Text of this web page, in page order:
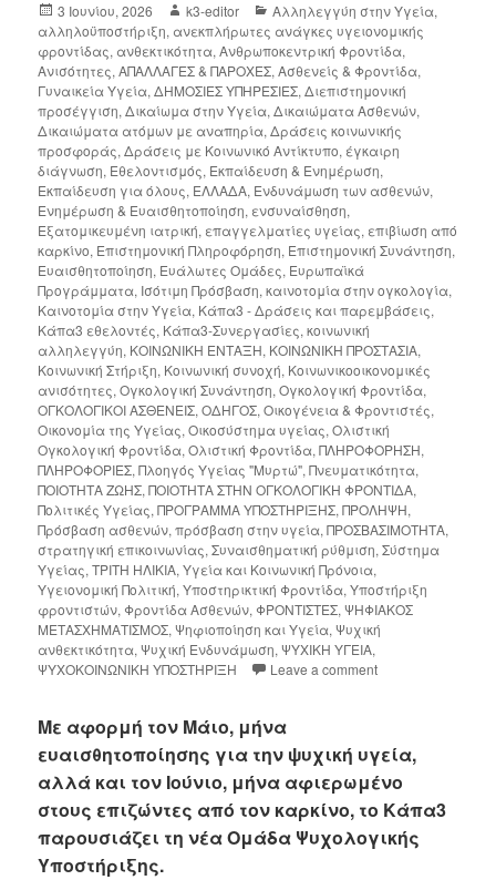
3 Ιουνίου, 2026 k3-editor Αλληλεγγύη στην Υγεία,
αλληλοϋποστήριξη, ανεκπλήρωτες ανάγκες υγειονομικής
φροντίδας, ανθεκτικότητα,Ανθρωποκεντρική Φροντίδα,
Ανισότητες,ΑΠΑΛΛΑΓΕΣ & ΠΑΡΟΧΕΣ,Ασθενείς & Φροντίδα,
Γυναικεία Υγεία,ΔΗΜΟΣΙΕΣ ΥΠΗΡΕΣΙΕΣ,Διεπιστημονική
προσέγγιση,Δικαίωμα στην Υγεία,Δικαιώματα Ασθενών,
Δικαιώματα ατόμων με αναπηρία,Δράσεις κοινωνικής
προσφοράς,Δράσεις με Κοινωνικό Αντίκτυπο, έγκαιρη
διάγνωση, Εθελοντισμός, Εκπαίδευση & Ενημέρωση,
Εκπαίδευση για όλους, ΕΛΛΑΔΑ, Ενδυνάμωση των ασθενών,
Ενημέρωση & Ευαισθητοποίηση, ενσυναίσθηση,
Εξατομικευμένη ιατρική, επαγγελματίες υγείας, επιβίωση από
καρκίνο, Επιστημονική Πληροφόρηση, Επιστημονική Συνάντηση,
Ευαισθητοποίηση, Ευάλωτες Ομάδες, Ευρωπαϊκά
Προγράμματα, Ισότιμη Πρόσβαση,καινοτομία στην ογκολογία,
Καινοτομία στην Υγεία, Κάπα3 - Δράσεις και παρεμβάσεις,
Κάπα3 εθελοντές, Κάπα3-Συνεργασίες,κοινωνική
αλληλεγγύη, ΚΟΙΝΩΝΙΚΗ ΕΝΤΑΞΗ, ΚΟΙΝΩΝΙΚΗ ΠΡΟΣΤΑΣΙΑ,
Κοινωνική Στήριξη, Κοινωνική συνοχή, Κοινωνικοοικονομικές
ανισότητες,Ογκολογική Συνάντηση,Ογκολογική Φροντίδα,
ΟΓΚΟΛΟΓΙΚΟΙ ΑΣΘΕΝΕΙΣ,ΟΔΗΓΟΣ,Οικογένεια & Φροντιστές,
Οικονομία της Υγείας,Οικοσύστημα υγείας,Ολιστική
Ογκολογική Φροντίδα,Ολιστική Φροντίδα,ΠΛΗΡΟΦΟΡΗΣΗ,
ΠΛΗΡΟΦΟΡΙΕΣ,Πλοηγός Υγείας "Μυρτώ",Πνευματικότητα,
ΠΟΙΟΤΗΤΑ ΖΩΗΣ,ΠΟΙΟΤΗΤΑ ΣΤΗΝ ΟΓΚΟΛΟΓΙΚΗ ΦΡΟΝΤΙΔΑ,
Πολιτικές Υγείας,ΠΡΟΓΡΑΜΜΑ ΥΠΟΣΤΗΡΙΞΗΣ,ΠΡΟΛΗΨΗ,
Πρόσβαση ασθενών,πρόσβαση στην υγεία,ΠΡΟΣΒΑΣΙΜΟΤΗΤΑ,
στρατηγική επικοινωνίας,Συναισθηματική ρύθμιση,Σύστημα
Υγείας,ΤΡΙΤΗ ΗΛΙΚΙΑ,Υγεία και Κοινωνική Πρόνοια,
Υγειονομική Πολιτική,Υποστηρικτική Φροντίδα,Υποστήριξη
φροντιστών, Φροντίδα Ασθενών, ΦΡΟΝΤΙΣΤΕΣ,ΨΗΦΙΑΚΟΣ
ΜΕΤΑΣΧΗΜΑΤΙΣΜΟΣ,Ψηφιοποίηση και Υγεία,Ψυχική
ανθεκτικότητα,Ψυχική Ενδυνάμωση,ΨΥΧΙΚΗ ΥΓΕΙΑ,
ΨΥΧΟΚΟΙΝΩΝΙΚΗ ΥΠΟΣΤΗΡΙΞΗ
Leave a comment
Με αφορμή τον Μάιο, μήνα
ευαισθητοποίησης για την ψυχική υγεία,
αλλά και τον Ιούνιο, μήνα αφιερωμένο
στους επιζώντες από τον καρκίνο, το Κάπα3
παρουσιάζει τη νέα Ομάδα Ψυχολογικής
Υποστήριξης.